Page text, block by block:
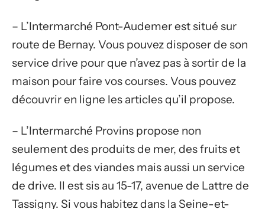
– L’Intermarché Pont-Audemer est situé sur
route de Bernay. Vous pouvez disposer de son
service drive pour que n’avez pas à sortir de la
maison pour faire vos courses. Vous pouvez
découvrir en ligne les articles qu’il propose.
– L’Intermarché Provins propose non
seulement des produits de mer, des fruits et
légumes et des viandes mais aussi un service
de drive. Il est sis au 15-17, avenue de Lattre de
Tassigny. Si vous habitez dans la Seine-et-